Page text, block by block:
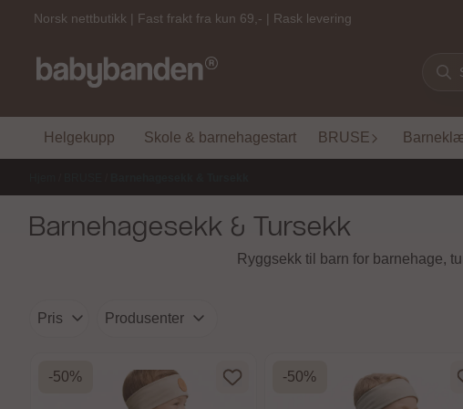
Hopp til innhold
Norsk nettbutikk | Fast frakt fra kun 69,- | Rask levering
Helgekupp Skole & barnehagestart BRUSE
Barnehagesekk & Tursekk
Ryggsekk til barn for barnehage,
Pris Produsenter
-50% -50%